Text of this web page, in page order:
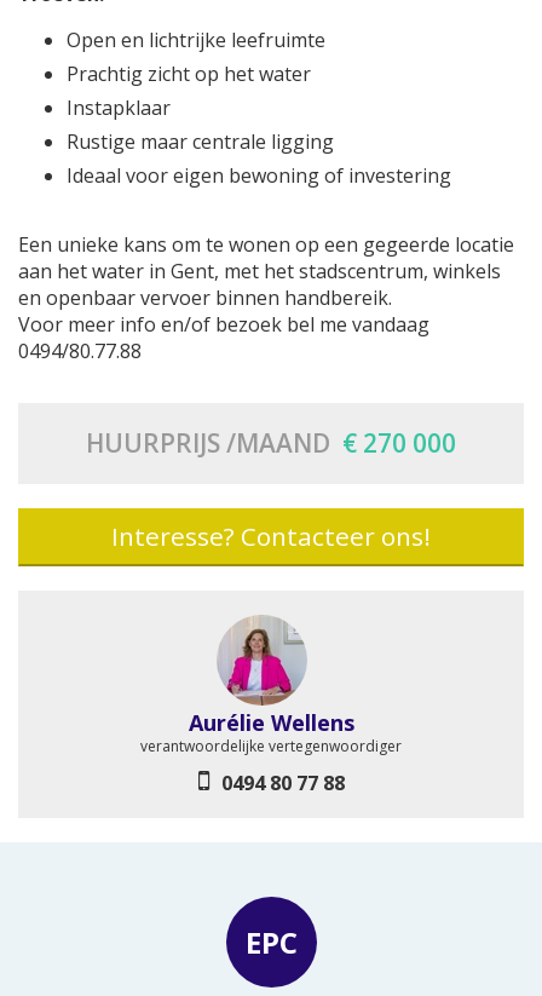
Open en lichtrijke leefruimte
Prachtig zicht op het water
Instapklaar
Rustige maar centrale ligging
Ideaal voor eigen bewoning of investering
Een unieke kans om te wonen op een gegeerde locatie
aan het water in Gent, met het stadscentrum, winkels
en openbaar vervoer binnen handbereik.
Voor meer info en/of bezoek bel me vandaag
0494/80.77.88
HUURPRIJS /MAAND € 270 000
Interesse? Contacteer ons!
Aurélie Wellens
verantwoordelijke vertegenwoordiger
0494 80 77 88
EPC